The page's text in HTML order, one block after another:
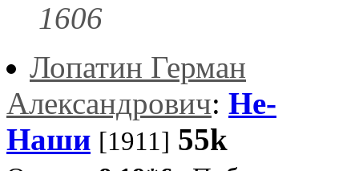
1606
Лопатин Герман
Александрович: Не-
Наши [1911] 55k